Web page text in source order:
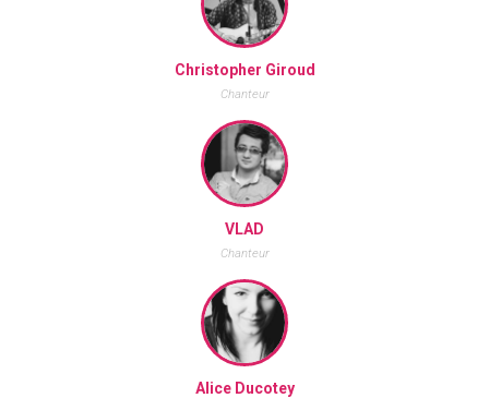
Christopher Giroud
Chanteur
VLAD
Chanteur
Alice Ducotey